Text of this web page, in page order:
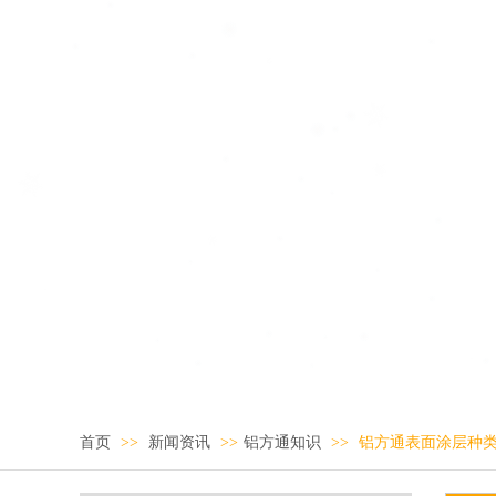
首页 >> 新闻资讯 >> 铝方通知识 >> 铝方通表面涂层种